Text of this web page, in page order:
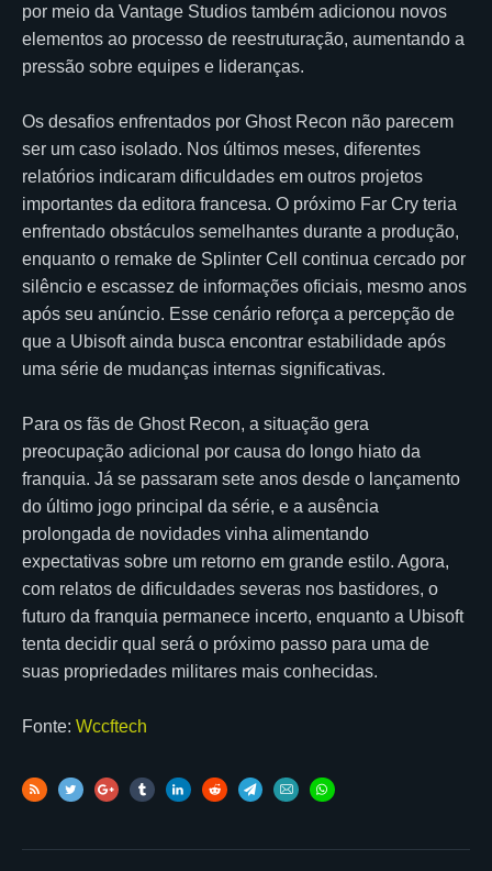
por meio da Vantage Studios também adicionou novos
elementos ao processo de reestruturação, aumentando a
pressão sobre equipes e lideranças.
Os desafios enfrentados por Ghost Recon não parecem
ser um caso isolado. Nos últimos meses, diferentes
relatórios indicaram dificuldades em outros projetos
importantes da editora francesa. O próximo Far Cry teria
enfrentado obstáculos semelhantes durante a produção,
enquanto o remake de Splinter Cell continua cercado por
silêncio e escassez de informações oficiais, mesmo anos
após seu anúncio. Esse cenário reforça a percepção de
que a Ubisoft ainda busca encontrar estabilidade após
uma série de mudanças internas significativas.
Para os fãs de Ghost Recon, a situação gera
preocupação adicional por causa do longo hiato da
franquia. Já se passaram sete anos desde o lançamento
do último jogo principal da série, e a ausência
prolongada de novidades vinha alimentando
expectativas sobre um retorno em grande estilo. Agora,
com relatos de dificuldades severas nos bastidores, o
futuro da franquia permanece incerto, enquanto a Ubisoft
tenta decidir qual será o próximo passo para uma de
suas propriedades militares mais conhecidas.
Fonte: Wccftech